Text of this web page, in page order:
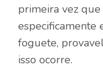
primeira vez
especificamente
foguete,
isso ocorre.